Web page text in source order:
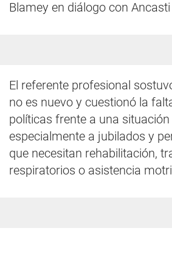
Blamey en diálogo con
El referente profesional
no es nuevo y cuestionó la
políticas frente a una
especialmente a jubilados y
que necesitan rehabilitación,
respiratorios o asistencia